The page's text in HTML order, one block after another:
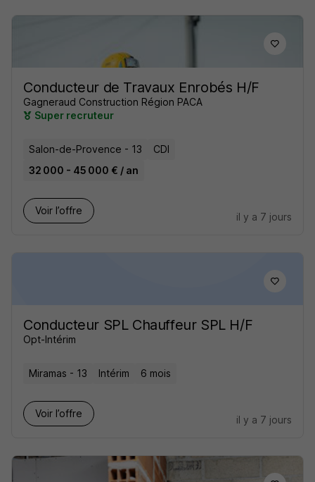
Conducteur de Travaux Enrobés H/F
Gagneraud Construction Région PACA
Super recruteur
Salon-de-Provence - 13
CDI
32 000 - 45 000 € / an
Voir l’offre
il y a 7 jours
Conducteur SPL Chauffeur SPL H/F
Opt-Intérim
Miramas - 13 Intérim 6 mois
Voir l’offre
il y a 7 jours